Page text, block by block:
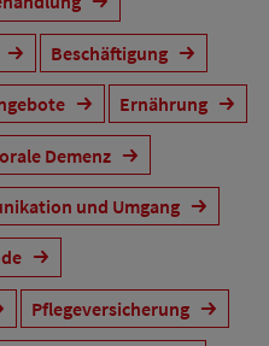
Beschäftigung
Ernährung
Demenz
und Umgang
Pflegeversicherung